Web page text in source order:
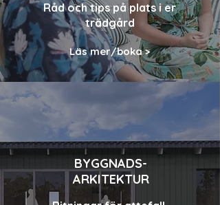
Råd och tips på plats i er
trädgård
Läs mer/boka >
BYGGNADS-
ARKITEKTUR